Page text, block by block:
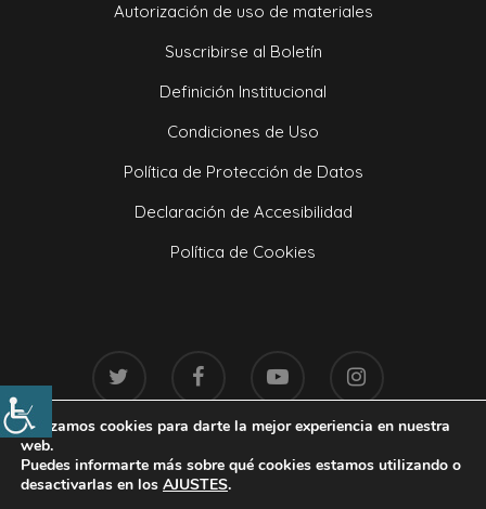
Autorización de uso de materiales
Suscribirse al Boletín
Definición Institucional
Condiciones de Uso
Política de Protección de Datos
Declaración de Accesibilidad
Política de Cookies
© 2020. Handcrafted with love byMr. Addison
Utilizamos cookies para darte la mejor experiencia en nuestra
web.
Puedes informarte más sobre qué cookies estamos utilizando o
desactivarlas en los AJUSTES.